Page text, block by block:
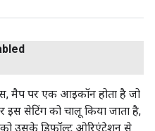
मैप पर एक आइकॉन होता है जो
इस सेटिंग को चालू किया जाता है,
उसके डिफ़ॉल्ट ओरिएंटेशन से